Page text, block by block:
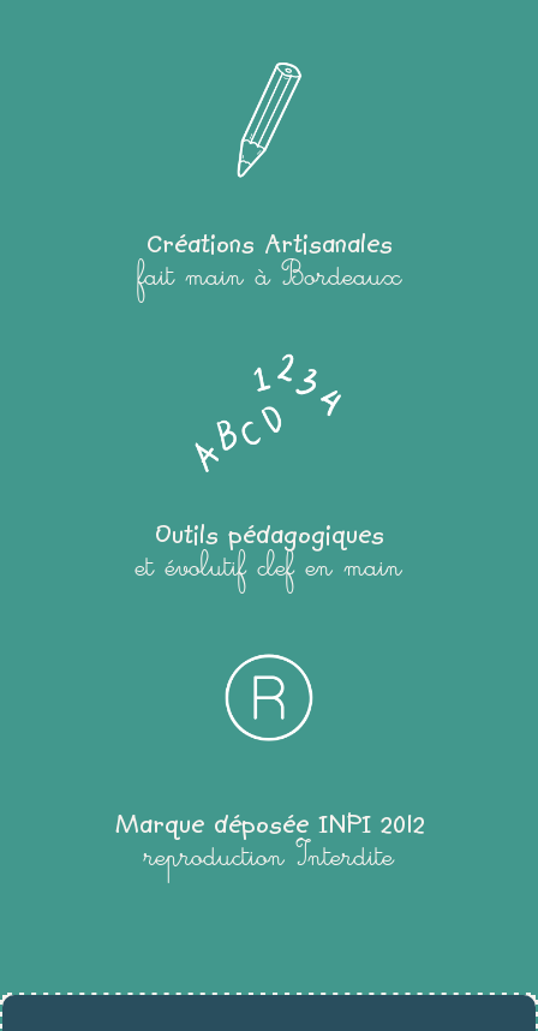
Créations Artisanales
fait main à Bordeaux
Outils pédagogiques
et évolutif clef en main
Marque déposée INPI 2012
reproduction Interdite